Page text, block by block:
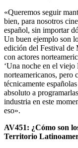
«Queremos seguir
bien, para nosotros
español, sin importar
Un buen ejemplo son
edición del Festival de
con actores
‘Una noche en el
norteamericanos, pero
técnicamente
absoluto a
industria en este
eso».
AV451: ¿Cómo son
Territorio